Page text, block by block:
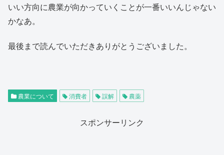
いい方向に農業が向かっていくことが一番いいんじゃない
かなあ。
最後まで読んでいただきありがとうございました。
農業について 消費者 誤解 農薬
スポンサーリンク